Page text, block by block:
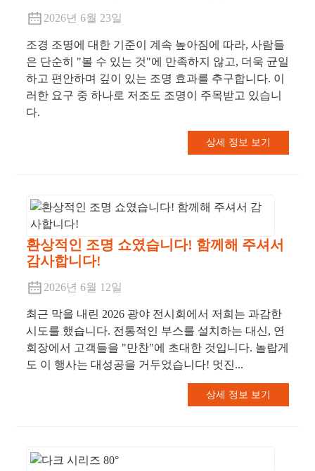
2026년 6월 23일
조경 조명에 대한 기준이 계속 높아짐에 따라, 사람들
은 단순히 "볼 수 있는 것"에 만족하지 않고, 더욱 균일
하고 편안하며 깊이 있는 조명 효과를 추구합니다. 이
러한 요구 중 하나로 저조도 조명이 주목받고 있습니
다.
상세 정보 보기
환상적인 조명 쇼였습니다! 함께해 주셔서
감사합니다!
2026년 6월 12일
최근 막을 내린 2026 광야 전시회에서 저희는 과감한
시도를 했습니다. 전통적인 부스를 설치하는 대신, 연
회장에서 고객들을 "만찬"에 초대한 것입니다. 놀랍게
도 이 행사는 대성공을 거두었습니다! 멋진...
상세 정보 보기